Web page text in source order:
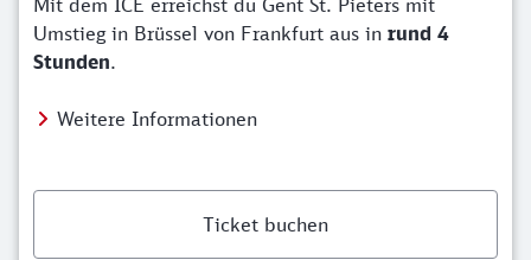
Mit dem ICE erreichst du Gent St. Pieters mit
Umstieg in Brüssel von Frankfurt aus in rund 4
Stunden.
Weitere Informationen
Ticket buchen